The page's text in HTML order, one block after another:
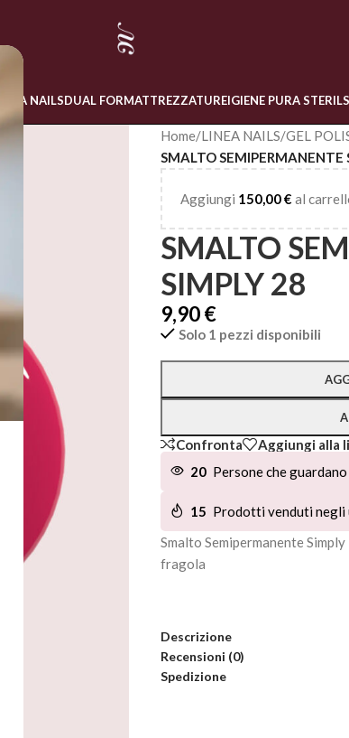
LINEA NAILSDUAL FORMATTREZZATUREIGIENE PURA STERIL
Home/LINEA NAILS/GEL
SMALTO SEMIPERMANENTE
Aggiungi 150,00€ al
SMALTO
SIMPLY 28
9,90€
Solo 1 pezzi disponibili
Confronta
Aggiungi alla
20 Persone che
15 Prodotti venduti negli
Smalto Semipermanente
fragola
Descrizione
Recensioni (0)
Spedizione